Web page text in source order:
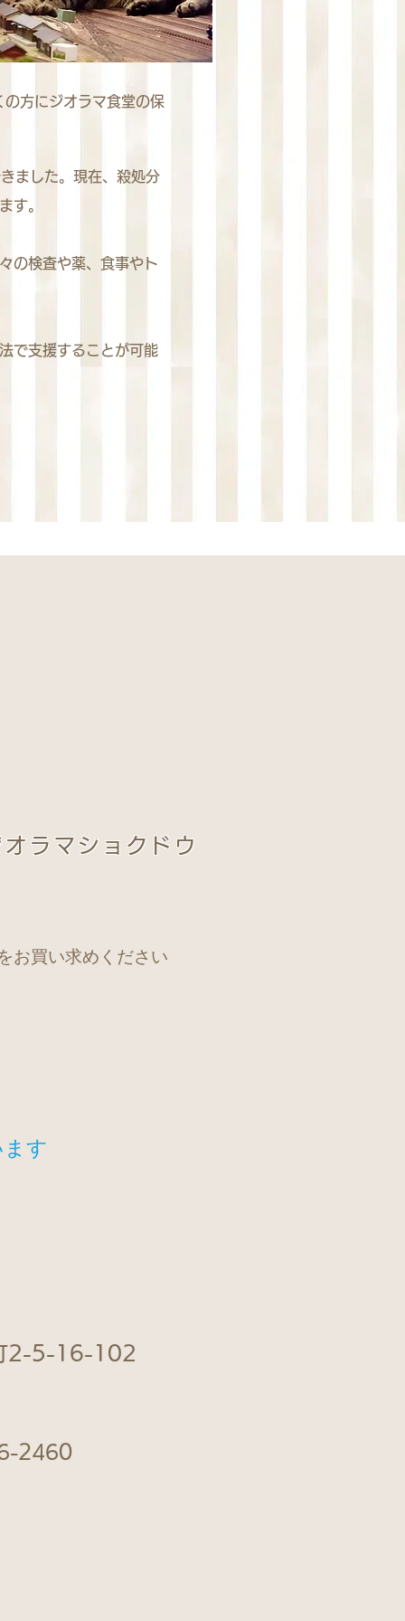
方にジオラマ食堂の保
ました。現在、殺処分
す。
の検査や薬、食事やト
で支援することが可能
ラマショクドウ
お買い求めください
す
2-5-16-102
2460